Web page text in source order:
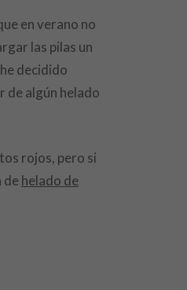
en verano no
las pilas un
decidido
de algún helado
rojos, pero si
dehelado de